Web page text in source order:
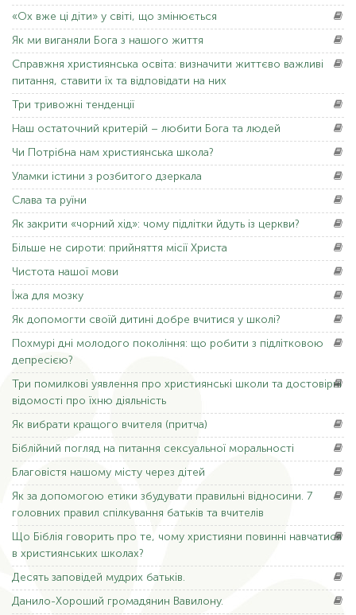
«Ох вже ці діти» у світі, що змінюється
Як ми виганяли Бога з нашого життя
Справжня християнська освіта: визначити життєво важливі
питання, ставити їх та відповідати на них
Три тривожні тенденції
Наш остаточний критерій – любити Бога та людей
Чи Потрібна нам християнська школа?
Уламки істини з розбитого дзеркала
Слава та руїни
Як закрити «чорний хід»: чому підлітки йдуть із церкви?
Більше не сироти: прийняття місії Христа
Чистота нашої мови
Їжа для мозку
Як допомогти своїй дитині добре вчитися у школі?
Похмурі дні молодого покоління: що робити з підлітковою
депресією?
Три помилкові уявлення про християнські школи та достовірні
відомості про їхню діяльність
Як вибрати кращого вчителя (притча)
Біблійний погляд на питання сексуальної моральності
Благовістя нашому місту через дітей
Як за допомогою етики збудувати правильні відносини. 7
головних правил спілкування батьків та вчителів
Що Біблія говорить про те, чому християни повинні навчатися
в християнських школах?
Десять заповідей мудрих батьків.
Данило-Хороший громадянин Вавилону.